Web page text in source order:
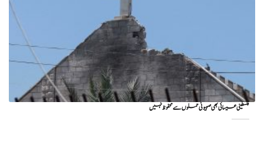
فلسطینی عیسائی بھی صہیونی حملوں سے محفوظ نہیں